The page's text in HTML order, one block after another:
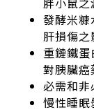
發酵米
肝損傷之
重鏈鐵
對胰臟
必需和
慢性睡